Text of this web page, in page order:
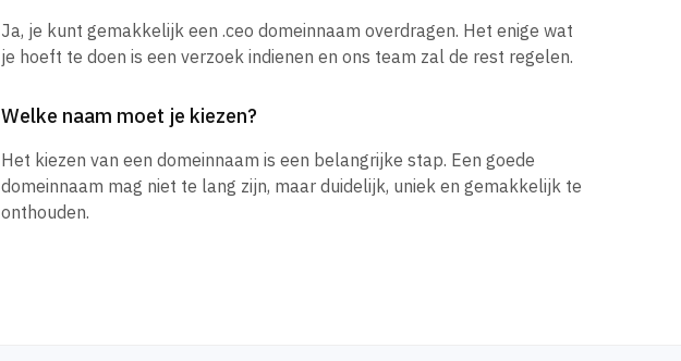
Ja, je kunt gemakkelijk een .ceo domeinnaam overdragen. Het enige wat
je hoeft te doen is een verzoek indienen en ons team zal de rest regelen.
Welke naam moet je kiezen?
Het kiezen van een domeinnaam is een belangrijke stap. Een goede
domeinnaam mag niet te lang zijn, maar duidelijk, uniek en gemakkelijk te
onthouden.